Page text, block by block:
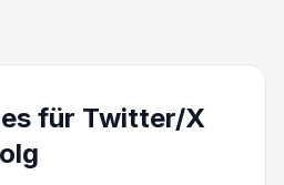
für Twitter/X